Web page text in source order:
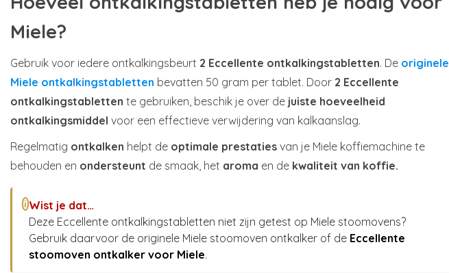
Miele?
Gebruik voor iedere ontkalkingsbeurt 2 Eccellente ontkalkingstabletten. De originele
Miele ontkalkingstabletten bevatten 50 gram per tablet. Door 2 Eccellente
ontkalkingstabletten te gebruiken, beschik je over de juiste hoeveelheid
ontkalkingsmiddel voor een effectieve verwijdering van kalkaanslag.
Regelmatig ontkalken helpt de optimale prestaties van je Miele koffiemachine te
behouden en ondersteunt de smaak, het aroma en de kwaliteit van koffie.
i Wist je dat…
Deze Eccellente ontkalkingstabletten niet zijn getest op Miele stoomovens?
Gebruik daarvoor de originele Miele stoomoven ontkalker of de Eccellente
stoomoven ontkalker voor Miele.